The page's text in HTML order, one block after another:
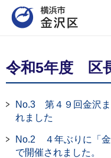
令和5年度 区
No.3 第４９回金沢ま
れました
No.2 ４年ぶりに「金
で開催されました。